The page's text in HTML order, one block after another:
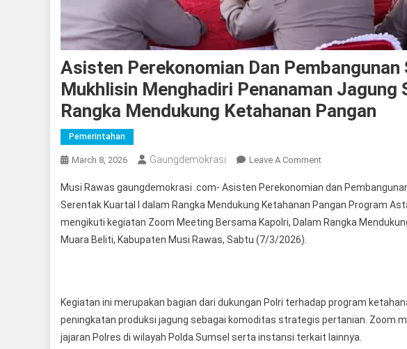
Asisten Perekonomian Dan Pembangunan
Mukhlisin Menghadiri Penanaman Jagung
Rangka Mendukung Ketahanan Pangan
Pemerintahan
March 8, 2026 Gaungdemokrasi Leave A CommentOn
Perekonomian
Dan
Pembangunan
Menghadiri
Penanaman
Jagung
Musi Rawas gaungdemokrasi .com- Asisten Perekonomian dan
Serentak Kuartal I dalam Rangka Mendukung Ketahanan Pangan Program
mengikuti kegiatan Zoom Meeting Bersama Kapolri, Dalam Rangka
Muara Beliti, Kabupaten Musi Rawas, Sabtu (7/3/2026).
Kegiatan ini merupakan bagian dari dukungan Polri terhadap program
peningkatan produksi jagung sebagai komoditas strategis pertanian. Zoom
jajaran Polres di wilayah Polda Sumsel serta instansi terkait lainnya.